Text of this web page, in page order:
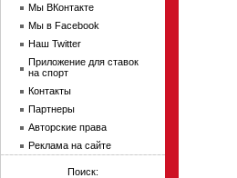
Мы ВКонтакте
Мы в Facebook
Наш Twitter
Приложение для ставок
на спорт
Контакты
Партнеры
Авторские права
Реклама на сайте
Поиск: